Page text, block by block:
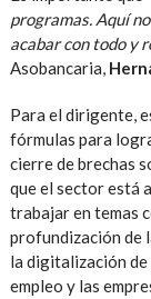
programas. Aquí
acabar con todo y
Asobancaria,
Para el dirigente,
fórmulas para
cierre de brechas
que el sector está
trabajar en temas
profundización de
la digitalización
empleo y las